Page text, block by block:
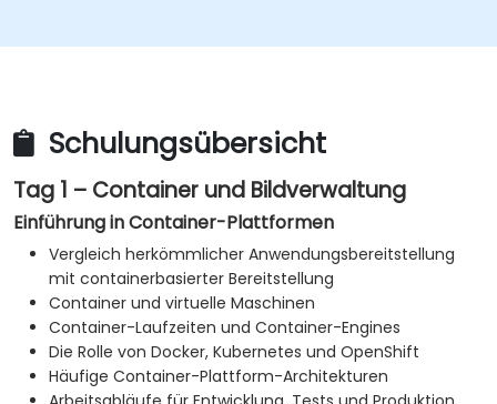
Projekte, Benutzer, Service-Accounts und
Anwendungsressourcen zu verwalten.
Die Gesundheit der Plattform und der
Anwendungen zu überwachen.
Häufige Probleme mit Containern, Kubernetes
und OpenShift zu beheben.
Praktische Sicherheits- und Betriebs-Best-
Practices anzuwenden.
Schulungsübersicht
Tag 1 – Container und Bildverwaltung
Einführung in Container-Plattformen
Vergleich herkömmlicher Anwendungsbereitstellung
mit containerbasierter Bereitstellung
Container und virtuelle Maschinen
Container-Laufzeiten und Container-Engines
Die Rolle von Docker, Kubernetes und OpenShift
Häufige Container-Plattform-Architekturen